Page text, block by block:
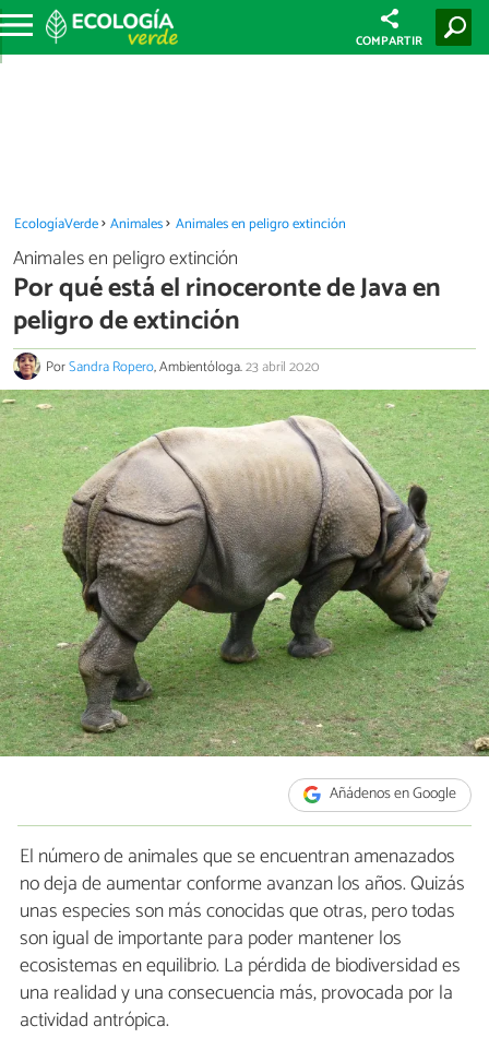
COMPARTIR
EcologíaVerde Animales Animales en peligro extinción
Animales en peligro extinción
Por qué está el rinoceronte de Java en
peligro de extinción
PorSandra Ropero, Ambientóloga.23 abril 2020
Añádenos en Google
El número de animales que se encuentran amenazados
no deja de aumentar conforme avanzan los años. Quizás
unas especies son más conocidas que otras, pero todas
son igual de importante para poder mantener los
ecosistemas en equilibrio. La pérdida de biodiversidad es
una realidad y una consecuencia más, provocada por la
actividad antrópica.